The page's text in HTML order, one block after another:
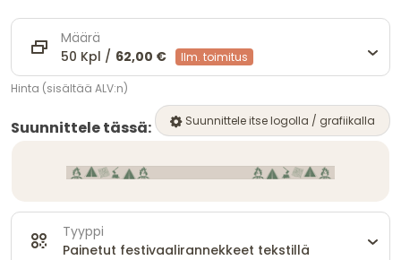
Määrä
50 Kpl / 62,00 € Ilm. toimitus
Hinta (sisältää ALV:n)
Suunnittele tässä: Suunnittele itse logolla / grafiikalla
Tyyppi
Painetut festivaalirannekkeet tekstillä